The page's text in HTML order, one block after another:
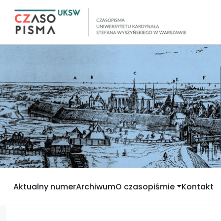
Aktualny numerArchiwumO czasopiśmie Kontakt